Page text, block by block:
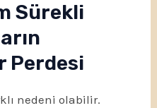
Sürekli
Perdesi
nedeni olabilir.